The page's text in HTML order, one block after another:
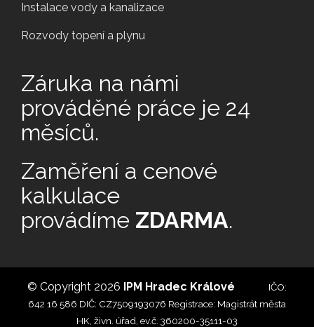
Instalace vody a kanalizace
Rozvody topení a plynu
Záruka na námi
prováděné práce je 24
měsíců.
Zaměření a cenové
kalkulace
provádíme ZDARMA.
© Copyright 2026 IPM Hradec Králové
IČO:
642 16 586 DIČ: CZ7509193076 Registrace: Magistrát města
HK, živn. úřad, ev.č. 360200-35111-03